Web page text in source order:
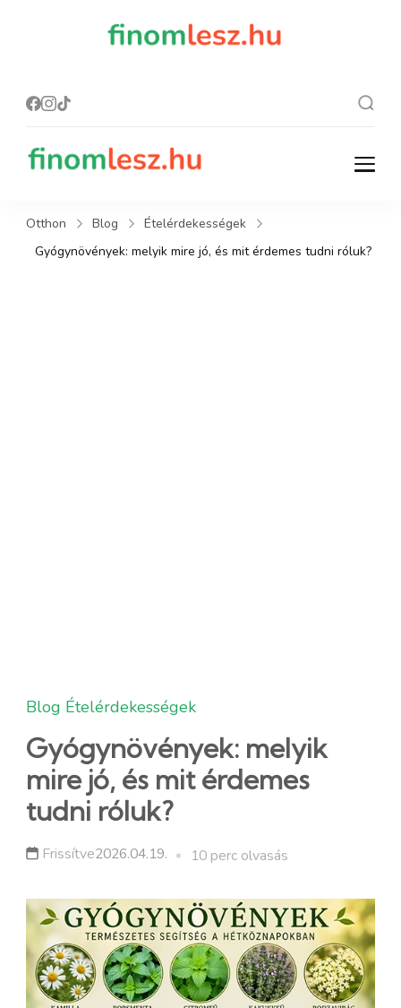
finomlesz.hu
Recept, ami finom lesz.
Otthon Blog
Ételérdekességek
Gyógynövények: melyik mire jó, és mit érdemes tudni róluk?
Blog Ételérdekességek
Gyógynövények: melyik
mire jó, és mit érdemes
tudni róluk?
Frissítve2026.04.19. 10 perc olvasás